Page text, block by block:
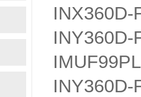
INX360D-
INY360D-
INY360D-